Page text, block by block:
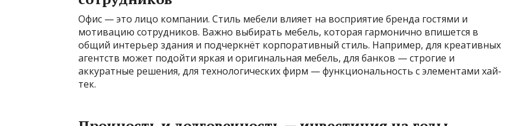
Офис — это лицо компании. Стиль мебели влияет на восприятие бренда гостями и
мотивацию сотрудников. Важно выбирать мебель, которая гармонично впишется в
общий интерьер здания и подчеркнёт корпоративный стиль. Например, для креативных
агентств может подойти яркая и оригинальная мебель, для банков — строгие и
аккуратные решения, для технологических фирм — функциональность с элементами хай-
тек.